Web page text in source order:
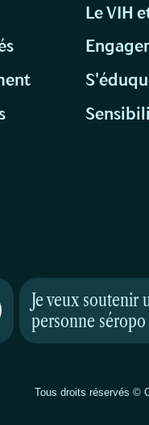
Le VIH
Je veux soutenir
personne séropo
Tous droits réservés ©